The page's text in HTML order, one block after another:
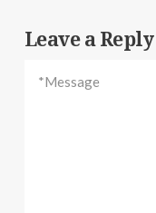
Leave a Reply